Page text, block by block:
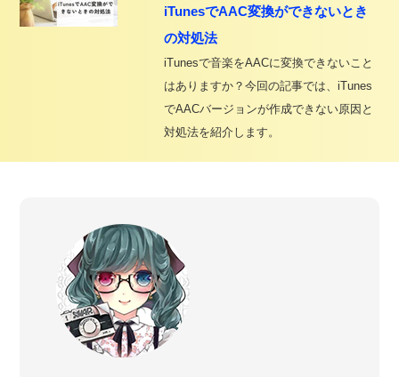
iTunesでAAC変換ができないとき
の対処法
iTunesで音楽をAACに変換できないこと
はありますか？今回の記事では、iTunes
でAACバージョンが作成できない原因と
対処法を紹介します。